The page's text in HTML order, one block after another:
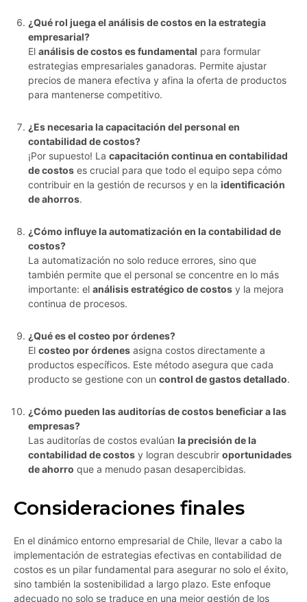
¿Qué rol juega el análisis de costos en la estrategia
empresarial?
El análisis de costos es fundamental para formular
estrategias empresariales ganadoras. Permite ajustar
precios de manera efectiva y afina la oferta de productos
para mantenerse competitivo.
¿Es necesaria la capacitación del personal en
contabilidad de costos?
¡Por supuesto! La capacitación continua en contabilidad
de costos es crucial para que todo el equipo sepa cómo
contribuir en la gestión de recursos y en la identificación
de ahorros.
¿Cómo influye la automatización en la contabilidad de
costos?
La automatización no solo reduce errores, sino que
también permite que el personal se concentre en lo más
importante: el análisis estratégico de costos y la mejora
continua de procesos.
¿Qué es el costeo por órdenes?
El costeo por órdenes asigna costos directamente a
productos específicos. Este método asegura que cada
producto se gestione con un control de gastos detallado.
¿Cómo pueden las auditorías de costos beneficiar a las
empresas?
Las auditorías de costos evalúan la precisión de la
contabilidad de costos y logran descubrir oportunidades
de ahorro que a menudo pasan desapercibidas.
Consideraciones finales
En el dinámico entorno empresarial de Chile, llevar a cabo la
implementación de estrategias efectivas en contabilidad de
costos es un pilar fundamental para asegurar no solo el éxito,
sino también la sostenibilidad a largo plazo. Este enfoque
adecuado no solo se traduce en una mejor gestión de los